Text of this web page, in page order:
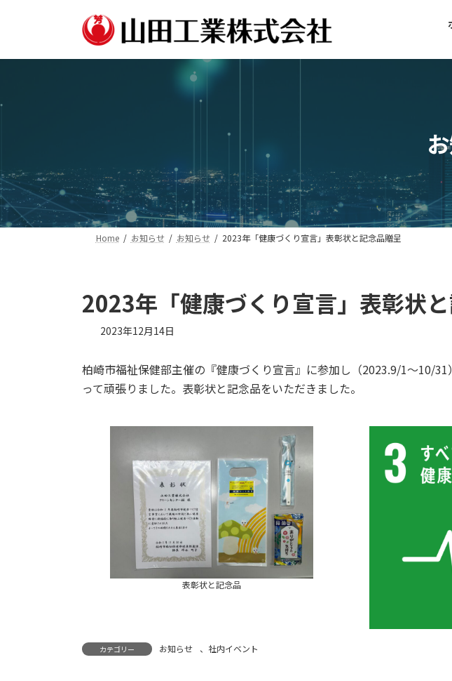
ン
ス
ー
ン
Home お知らせ お知らせ 2023年「健康づくり宣言」表彰状と記念品贈呈
2023年「健康づくり宣言」表彰状
2023年12月14日
柏崎市福祉保健部主催の『健康づくり宣言』に参加し（2023.9/1～10/
って頑張りました。表彰状と記念品をいただきました。
表彰状と記念品
カテゴリー お知らせ 、 社内イベント